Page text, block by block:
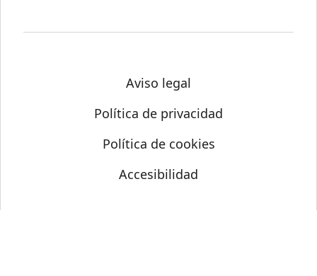
Aviso legal
Política de privacidad
Política de cookies
Accesibilidad